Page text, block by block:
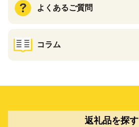
よくあるご質問
コラム
返礼品を探す